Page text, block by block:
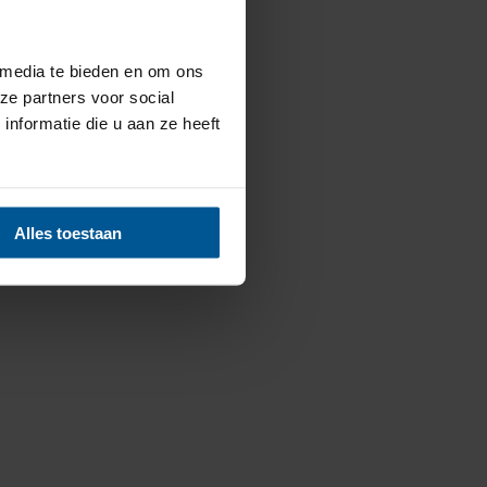
te bieden en om ons
partners voor social
die u aan ze heeft
Alles toestaan